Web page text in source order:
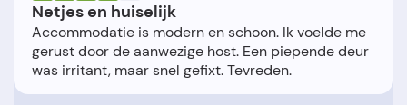
Netjes en huiselijk
Accommodatie is modern en schoon. Ik voelde me
gerust door de aanwezige host. Een piepende deur